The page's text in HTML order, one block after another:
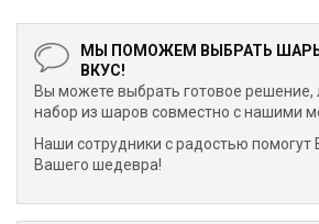
МЫ ПОМОЖЕМ ВЫБРАТЬ
ВКУС!
Вы можете выбрать готовое решение,
набор из шаров совместно с нашими
Наши сотрудники с радостью помогут
Вашего шедевра!